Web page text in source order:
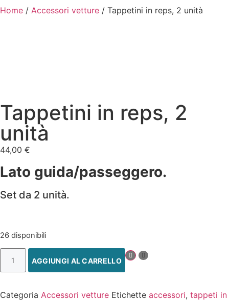
Home / Accessori vetture / Tappetini in reps, 2 unità
Tappetini in reps, 2
unità
44,00 €
Lato guida/passeggero.
Set da 2 unità.
26 disponibili
AGGIUNGI AL CARRELLO
Categoria Accessori vetture Etichette accessori, tappeti in